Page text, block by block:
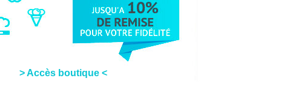
> Accès boutique <